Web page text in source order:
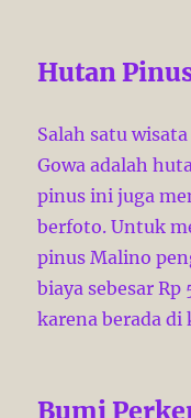
Hutan
Salah satu
Gowa adalah
pinus ini juga
berfoto. Untuk
pinus Malino
biaya sebesar
karena berada
Bumi